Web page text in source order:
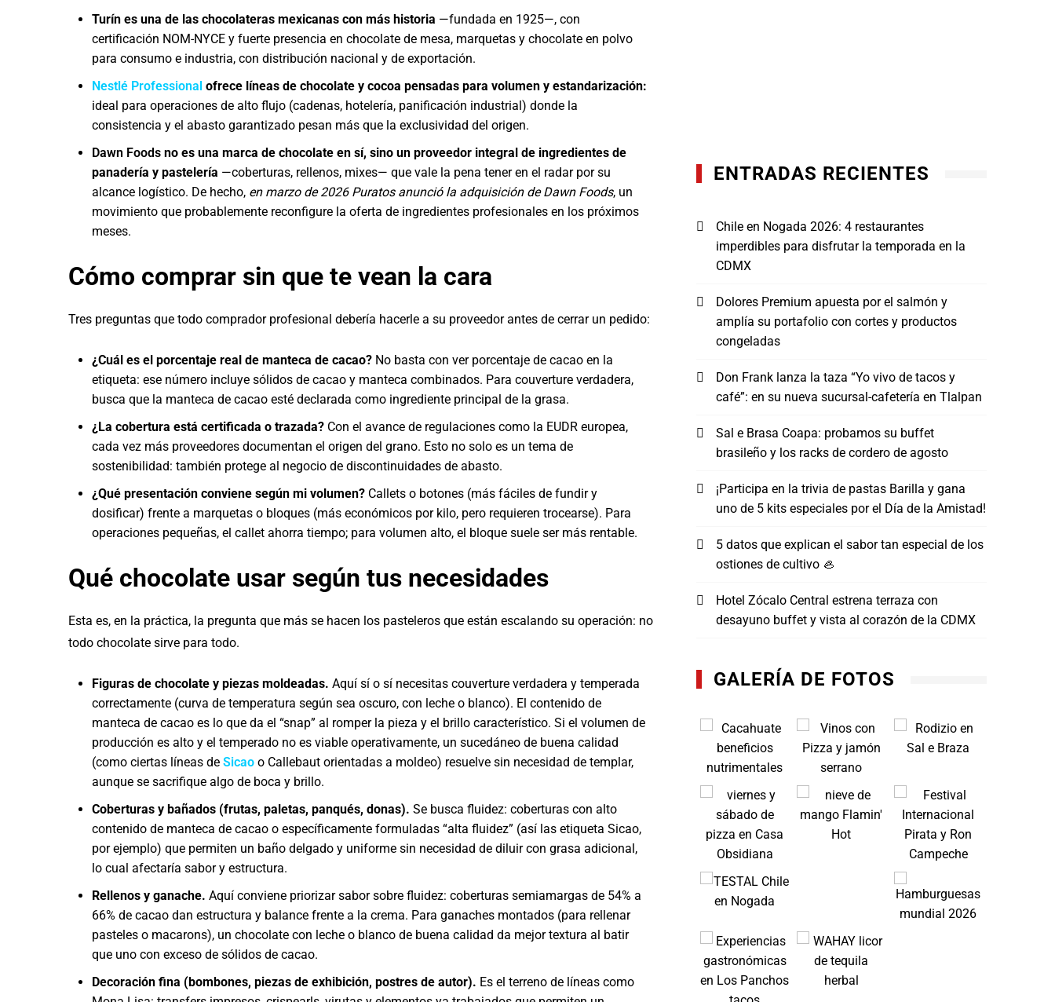
Turín es una de las chocolateras mexicanas con más historia —fundada en 1925—, con
certificación NOM-NYCE y fuerte presencia en chocolate de mesa, marquetas y chocolate en polvo
para consumo e industria, con distribución nacional y de exportación.
Nestlé Professional ofrece líneas de chocolate y cocoa pensadas para volumen y estandarización:
ideal para operaciones de alto flujo (cadenas, hotelería, panificación industrial) donde la
consistencia y el abasto garantizado pesan más que la exclusividad del origen.
Dawn Foods no es una marca de chocolate en sí, sino un proveedor integral de ingredientes de
panadería y pastelería —coberturas, rellenos, mixes— que vale la pena tener en el radar por su
alcance logístico. De hecho, en marzo de 2026 Puratos anunció la adquisición de Dawn Foods, un
movimiento que probablemente reconfigure la oferta de ingredientes profesionales en los próximos
meses.
Cómo comprar sin que te vean la cara
Tres preguntas que todo comprador profesional debería hacerle a su proveedor antes de cerrar un pedido:
¿Cuál es el porcentaje real de manteca de cacao? No basta con ver porcentaje de cacao en la
etiqueta: ese número incluye sólidos de cacao y manteca combinados. Para couverture verdadera,
busca que la manteca de cacao esté declarada como ingrediente principal de la grasa.
¿La cobertura está certificada o trazada? Con el avance de regulaciones como la EUDR europea,
cada vez más proveedores documentan el origen del grano. Esto no solo es un tema de
sostenibilidad: también protege al negocio de discontinuidades de abasto.
¿Qué presentación conviene según mi volumen? Callets o botones (más fáciles de fundir y
dosificar) frente a marquetas o bloques (más económicos por kilo, pero requieren trocearse). Para
operaciones pequeñas, el callet ahorra tiempo; para volumen alto, el bloque suele ser más rentable.
Qué chocolate usar según tus necesidades
Esta es, en la práctica, la pregunta que más se hacen los pasteleros que están escalando su operación: no
todo chocolate sirve para todo.
Figuras de chocolate y piezas moldeadas. Aquí sí o sí necesitas couverture verdadera y temperada
correctamente (curva de temperatura según sea oscuro, con leche o blanco). El contenido de
manteca de cacao es lo que da el “snap” al romper la pieza y el brillo característico. Si el volumen de
producción es alto y el temperado no es viable operativamente, un sucedáneo de buena calidad
(como ciertas líneas de Sicao o Callebaut orientadas a moldeo) resuelve sin necesidad de templar,
aunque se sacrifique algo de boca y brillo.
Coberturas y bañados (frutas, paletas, panqués, donas). Se busca fluidez: coberturas con alto
contenido de manteca de cacao o específicamente formuladas “alta fluidez” (así las etiqueta Sicao,
por ejemplo) que permiten un baño delgado y uniforme sin necesidad de diluir con grasa adicional,
lo cual afectaría sabor y estructura.
Rellenos y ganache. Aquí conviene priorizar sabor sobre fluidez: coberturas semiamargas de 54% a
66% de cacao dan estructura y balance frente a la crema. Para ganaches montados (para rellenar
pasteles o macarons), un chocolate con leche o blanco de buena calidad da mejor textura al batir
que uno con exceso de sólidos de cacao.
Decoración fina (bombones, piezas de exhibición, postres de autor). Es el terreno de líneas como
ENTRADAS RECIENTES
Chile en Nogada 2026: 4 restaurantes
imperdibles para disfrutar la temporada en la
CDMX
Dolores Premium apuesta por el salmón y
amplía su portafolio con cortes y productos
congeladas
Don Frank lanza la taza “Yo vivo de tacos y
café”: en su nueva sucursal-cafetería en Tlalpan
Sal e Brasa Coapa: probamos su buffet
brasileño y los racks de cordero de agosto
¡Participa en la trivia de pastas Barilla y gana
uno de 5 kits especiales por el Día de la Amistad!
5 datos que explican el sabor tan especial de los
ostiones de cultivo 🦪
Hotel Zócalo Central estrena terraza con
desayuno buffet y vista al corazón de la CDMX
GALERÍA DE FOTOS